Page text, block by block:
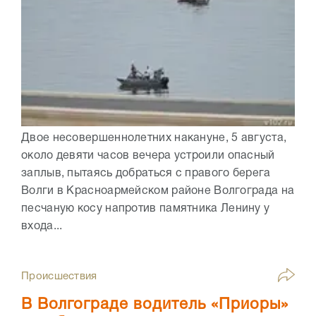
Двое несовершеннолетних накануне, 5 августа,
около девяти часов вечера устроили опасный
заплыв, пытаясь добраться с правого берега
Волги в Красноармейском районе Волгограда на
песчаную косу напротив памятника Ленину у
входа...
Происшествия
В Волгограде водитель «Приоры»